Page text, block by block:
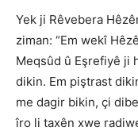
Yek ji Rêvebera
ziman: “Em wekî
Meqsûd û Eşrefiyê ji
dikin. Em piştrast
me dagir bikin, çi
îro li taxên xwe